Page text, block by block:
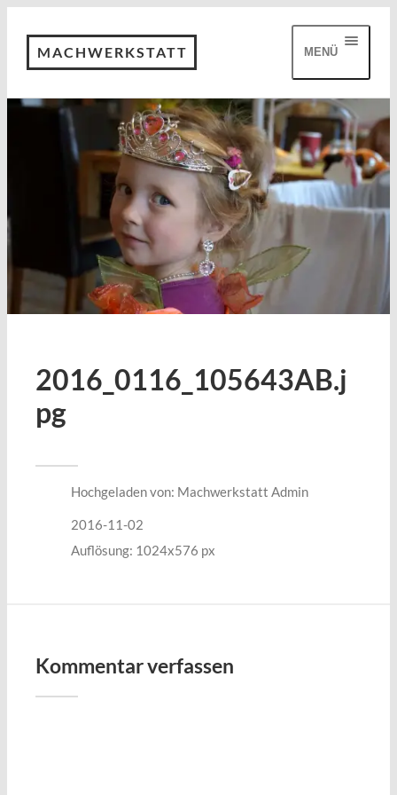
MACHWERKSTATT MENÜ
2016_0116_105643AB.j
pg
Hochgeladen von: Machwerkstatt Admin
2016-11-02
Auflösung: 1024x576 px
Kommentar verfassen